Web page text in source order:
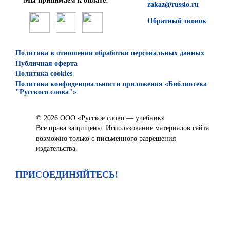
zakaz@russlo.ru
Обратный звонок
Политика в отношении обработки персональных данных
Публичная оферта
Политика cookies
Политика конфиденциальности приложения «Библиотека
"Русского слова"»
© 2026 ООО «Русское слово — учебник»
Все права защищены. Использование материалов сайта
возможно только с письменного разрешения
издательства.
ПРИСОЕДИНЯЙТЕСЬ!